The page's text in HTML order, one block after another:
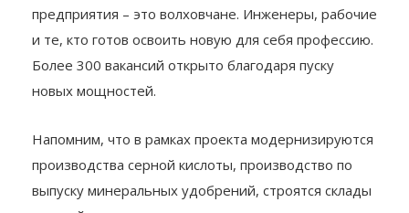
предприятия – это волховчане. Инженеры, рабочие
и те, кто готов освоить новую для себя профессию.
Более 300 вакансий открыто благодаря пуску
новых мощностей.
Напомним, что в рамках проекта модернизируются
производства серной кислоты, производство по
выпуску минеральных удобрений, строятся склады